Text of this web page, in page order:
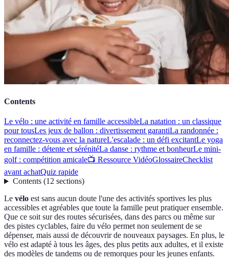
Contents
Le vélo : une activité en famille accessibleLa natation : un classique
pour tousLes jeux de ballon : divertissement garantiLa randonnée :
reconnectez-vous avec la natureL'escalade : un défi excitantLe yoga
en famille : détente et sérénitéLa danse : rythme et bonheurLe mini-
golf : compétition amicale📺 Ressource VidéoGlossaireChecklist
avant achatQuiz rapide
Contents(12 sections)
Le vélo est sans aucun doute l'une des activités sportives les plus
accessibles et agréables que toute la famille peut pratiquer ensemble.
Que ce soit sur des routes sécurisées, dans des parcs ou même sur
des pistes cyclables, faire du vélo permet non seulement de se
dépenser, mais aussi de découvrir de nouveaux paysages. En plus, le
vélo est adapté à tous les âges, des plus petits aux adultes, et il existe
des modèles de tandems ou de remorques pour les jeunes enfants.